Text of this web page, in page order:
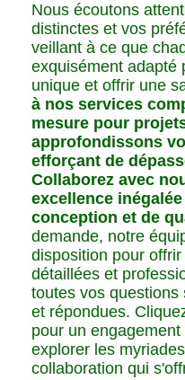
Nous écoutons
distinctes et vos
veillant à ce que
exquisément adapté
unique et offrir une
à nos services
mesure pour
approfondissons
efforçant de
Collaborez avec
excellence
conception et de
demande, notre
disposition pour
détaillées et
toutes vos
et répondues.
pour un
explorer les
collaboration qui